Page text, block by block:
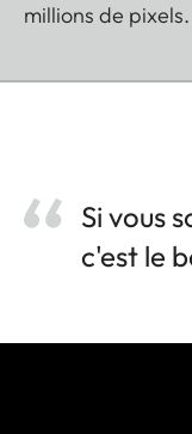
millions de pixels.
Si vous
c'est le